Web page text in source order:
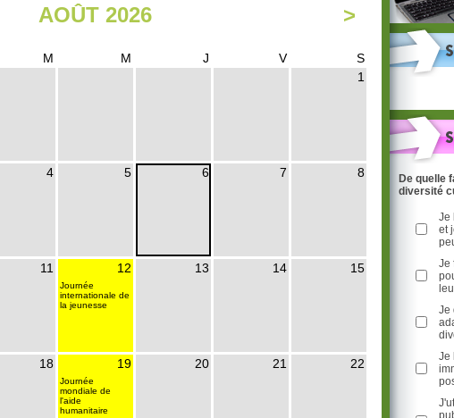
AOÛT 2026 >
M M J V
S
1
4 5 6 7 8
11 12
Journée
internationale de
la jeunesse
13 14 15
18 19
Journée
mondiale de
l'aide
humanitaire
20 21 22
De quelle
diversité
Je
et
Je
Je
Je